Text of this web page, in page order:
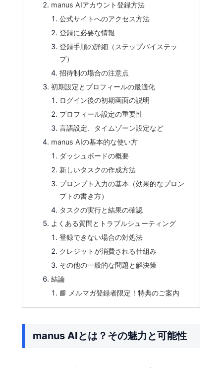
manus AIアカウント登録方法
公式サイトへのアクセス方法
登録に必要な情報
登録手順の詳細（ステップバイステッ
プ）
招待制の場合の注意点
初期設定とプロフィールの最適化
ログイン後の初期画面の説明
プロフィール設定の重要性
言語設定、タイムゾーン設定など
manus AIの基本的な使い方
ダッシュボードの概要
新しいタスクの作成方法
プロンプト入力の基本（効果的なプロン
プトの書き方）
タスクの実行と結果の確認
よくある質問とトラブルシューティング
登録できない場合の対処法
クレジットが消費される仕組み
その他の一般的な問題と解決策
結論
📘 メルマガ登録者限定！特典のご案内
manus AIとは？その魅力と可能性